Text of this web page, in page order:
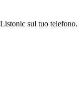
sul tuo telefono.